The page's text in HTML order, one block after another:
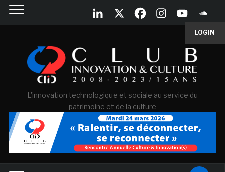
LOGIN
L'innovation technologique et sociale au service du
patrimoine et de la culture